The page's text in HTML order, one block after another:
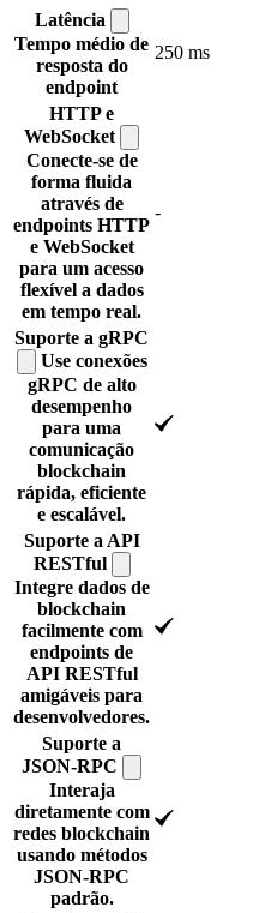
Latência
Tempo médio de
resposta do
endpoint
250 ms
HTTP e
WebSocket
Conecte-se de
forma fluida
através de
endpoints HTTP
e WebSocket
para um acesso
flexível a dados
em tempo real.
-
Suporte a gRPC
Use conexões
gRPC de alto
desempenho
para uma
comunicação
blockchain
rápida, eficiente
e escalável.
Suporte a API
RESTful
Integre dados de
blockchain
facilmente com
endpoints de
API RESTful
amigáveis para
desenvolvedores.
Suporte a
JSON-RPC
Interaja
diretamente com
redes blockchain
usando métodos
JSON-RPC
padrão.